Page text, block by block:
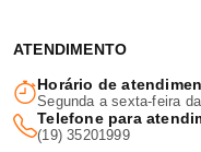
ATENDIMENTO
Horário de
Segunda a sexta-feira
Telefone para
(19) 35201999